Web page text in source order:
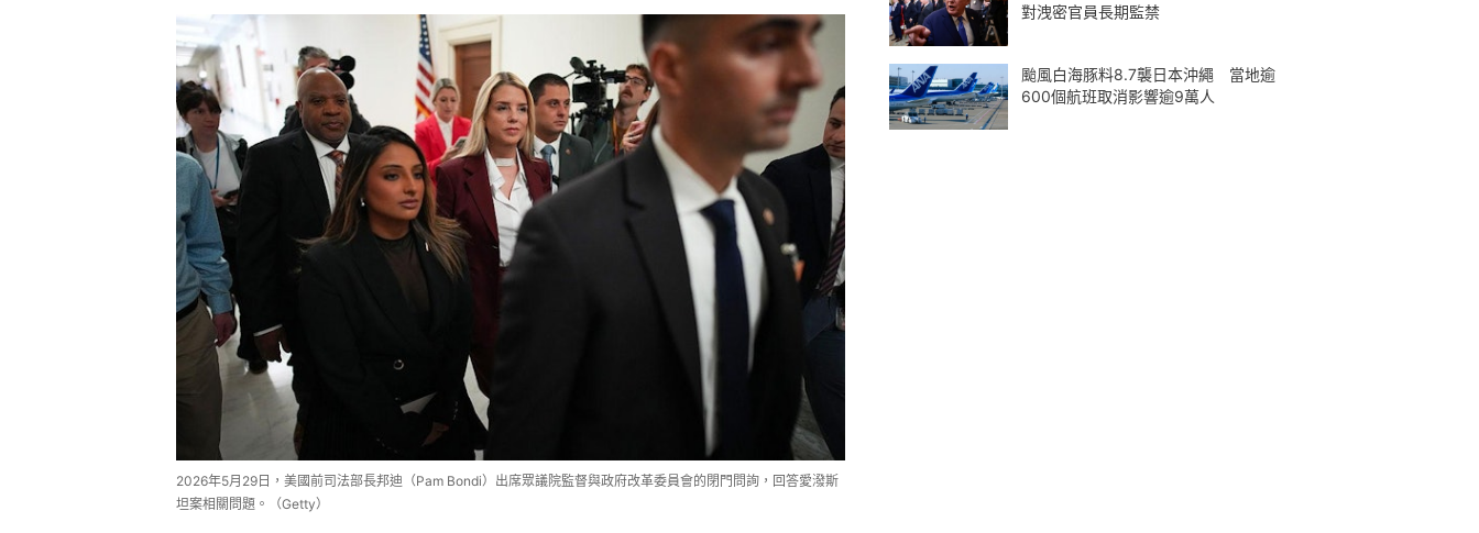
2026年5月29日，美國前司法部長邦迪（Pam Bondi）出席眾議院監督與政府改革委員會的閉門問詢，回答愛潑斯
坦案相關問題。（Getty）
對洩密官員長期監禁
颱風白海豚料8.7襲日本沖繩 當地逾
600個航班取消影響逾9萬人